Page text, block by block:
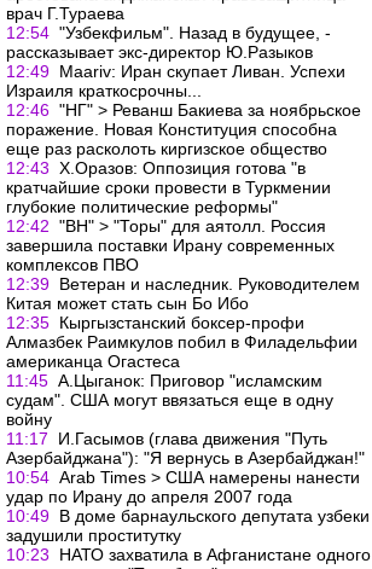
врач Г.Тураева
12:54 "Узбекфильм". Назад в будущее, -
рассказывает экс-директор Ю.Разыков
12:49 Maariv: Иран скупает Ливан. Успехи
Израиля краткосрочны...
12:46 "НГ" > Реванш Бакиева за ноябрьское
поражение. Новая Конституция способна
еще раз расколоть киргизское общество
12:43 Х.Оразов: Оппозиция готова "в
кратчайшие сроки провести в Туркмении
глубокие политические реформы"
12:42 "ВН" > "Торы" для аятолл. Россия
завершила поставки Ирану современных
комплексов ПВО
12:39 Ветеран и наследник. Руководителем
Китая может стать сын Бо Ибо
12:35 Кыргызстанский боксер-профи
Алмазбек Раимкулов побил в Филадельфии
американца Огастеса
11:45 А.Цыганок: Приговор "исламским
судам". США могут ввязаться еще в одну
войну
11:17
И.Гасымов (глава движения "Путь
Азербайджана"): "Я вернусь в Азербайджан!"
10:54 Arab Times > США намерены нанести
удар по Ирану до апреля 2007 года
10:49 В доме барнаульского депутата узбеки
задушили проститутку
10:23
НАТО захватила в Афганистане одного